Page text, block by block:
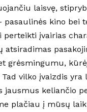
laisvę,
pasaulinės kino bei
perteikti įvairias
atsiradimas
grėsmingumu,
vilko įvaizdis
jausmus keliančio
plačiau į mūsų